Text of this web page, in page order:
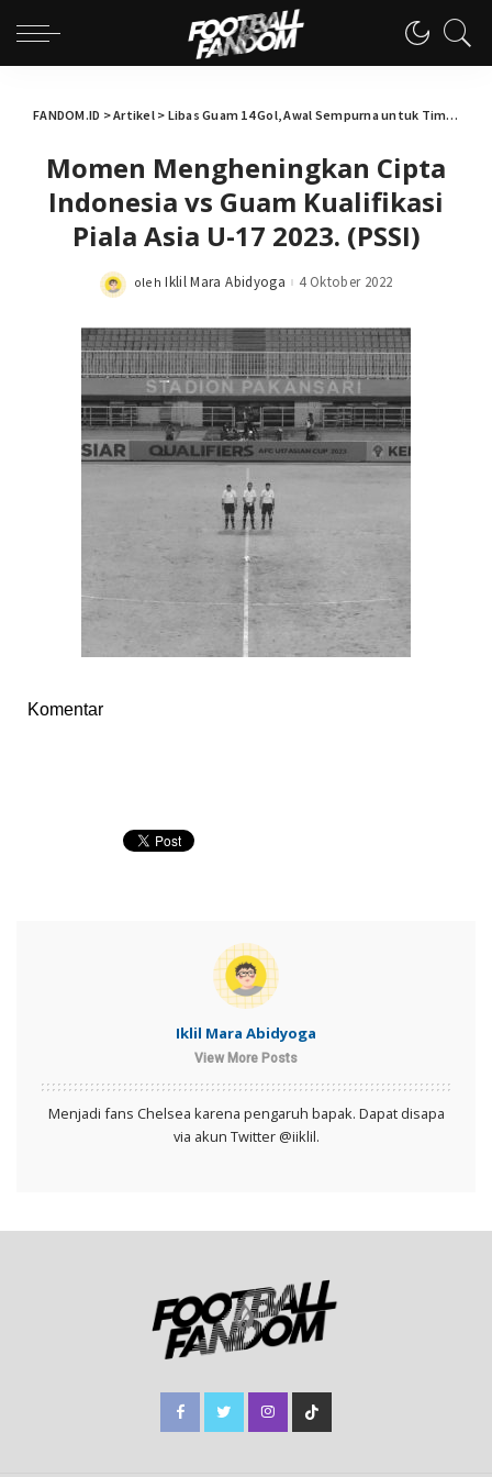
FANDOM.ID >Artikel> Libas Guam 14 Gol, Awal Sempurna untuk Timnas Indonesia U-17
Momen Mengheningkan Cipta
Indonesia vs Guam Kualifikasi
Piala Asia U-17 2023. (PSSI)
Posted
oleh Iklil Mara Abidyoga 4 Oktober 2022
Komentar
Iklil Mara Abidyoga
View More Posts
Menjadi fans Chelsea karena pengaruh bapak. Dapat disapa
via akun Twitter @iiklil.